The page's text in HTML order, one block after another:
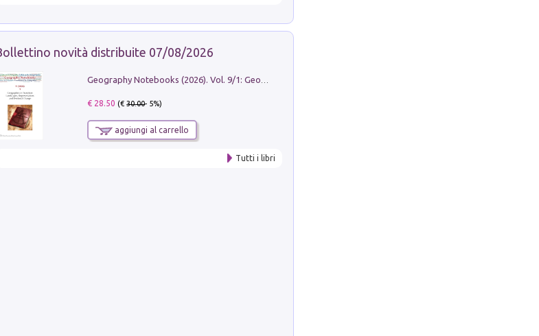
novità distribuite 07/08/2026
€ 28.50 (€30.00- 5%)
aggiungi al carrello
Tutti i libri